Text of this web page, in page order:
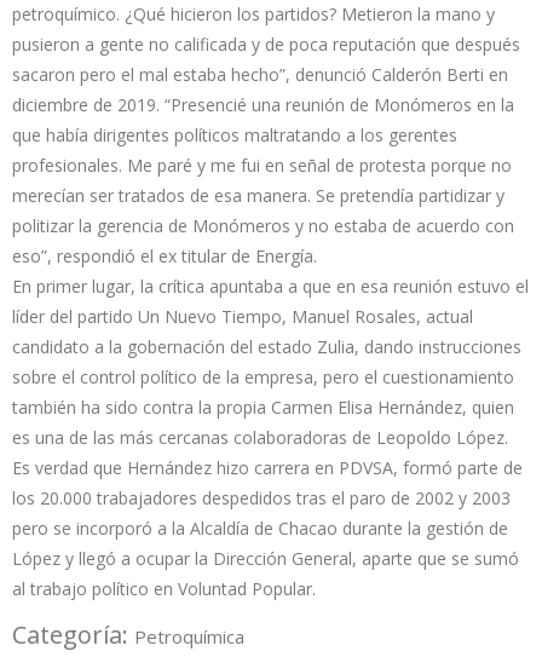
petroquímico. ¿Qué hicieron los partidos? Metieron la mano y
pusieron a gente no calificada y de poca reputación que después
sacaron pero el mal estaba hecho”, denunció Calderón Berti en
diciembre de 2019. “Presencié una reunión de Monómeros en la
que había dirigentes políticos maltratando a los gerentes
profesionales. Me paré y me fui en señal de protesta porque no
merecían ser tratados de esa manera. Se pretendía partidizar y
politizar la gerencia de Monómeros y no estaba de acuerdo con
eso”, respondió el ex titular de Energía.
En primer lugar, la crítica apuntaba a que en esa reunión estuvo el
líder del partido Un Nuevo Tiempo, Manuel Rosales, actual
candidato a la gobernación del estado Zulia, dando instrucciones
sobre el control político de la empresa, pero el cuestionamiento
también ha sido contra la propia Carmen Elisa Hernández, quien
es una de las más cercanas colaboradoras de Leopoldo López.
Es verdad que Hernández hizo carrera en PDVSA, formó parte de
los 20.000 trabajadores despedidos tras el paro de 2002 y 2003
pero se incorporó a la Alcaldía de Chacao durante la gestión de
López y llegó a ocupar la Dirección General, aparte que se sumó
al trabajo político en Voluntad Popular.
Categoría: Petroquímica